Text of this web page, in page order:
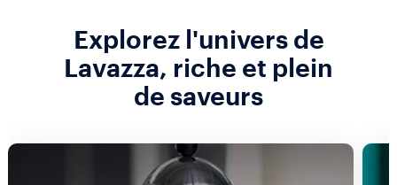
Explorez l'univers de
Lavazza, riche et plein
de saveurs